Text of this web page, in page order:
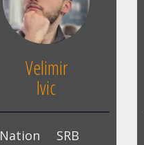
Velimir
Ivic
Nation
SRB